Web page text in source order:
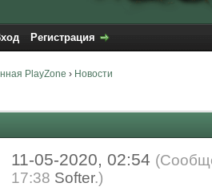
Регистрация
PlayZone › Новости
11-05-2020, 02:54
17:38 Softer.)